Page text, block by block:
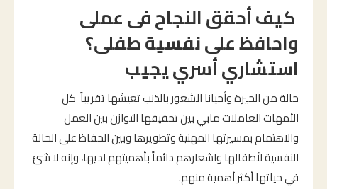
كيف أحقق النجاح فى عملى
واحافظ على نفسية طفلى؟
استشاري أسري يجيب
حالة من الحيرة وأحيانا الشعور بالذنب تعيشها تقريباً كل
الأمهات العاملات مابي بين تحقيقها التوازن بين العمل
والاهتمام بمسيرتها المهنية وتطويرها وبين الحفاظ على الحالة
النفسية لأطفالها واشعارهم دائماً بأهميتهم لديها، وإنه لا شئ
في حياتها أكثر أهمية منهم.